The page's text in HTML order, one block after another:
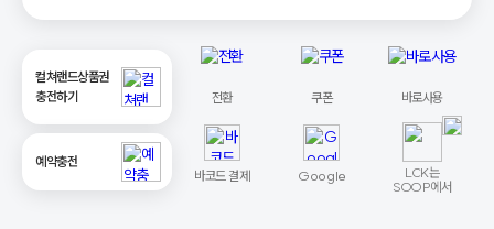
컬쳐랜드상품권
충전하기
예약충전
전환 쿠폰 바로사용
바코드 결제 Google
LCK는
SOOP에서